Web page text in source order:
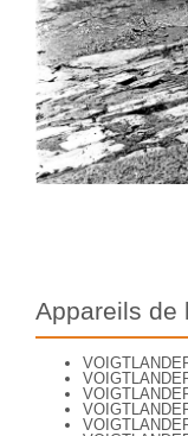
Appareils de